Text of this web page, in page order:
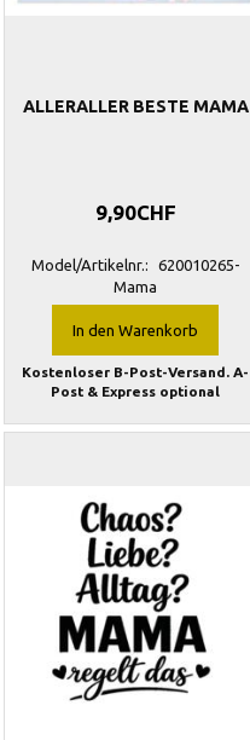
ALLERALLER BESTE MAMA
9,90CHF
Model/Artikelnr.:
620010265-
Mama
In den Warenkorb
Kostenloser B-Post-Versand. A-
Post & Express optional